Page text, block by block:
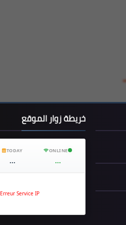
خريطة زوار الموقع
TODAY
...
ONLINE
...
Erreur Service IP